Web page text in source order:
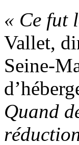
« Ce fut
Vallet,
Seine-
Quand